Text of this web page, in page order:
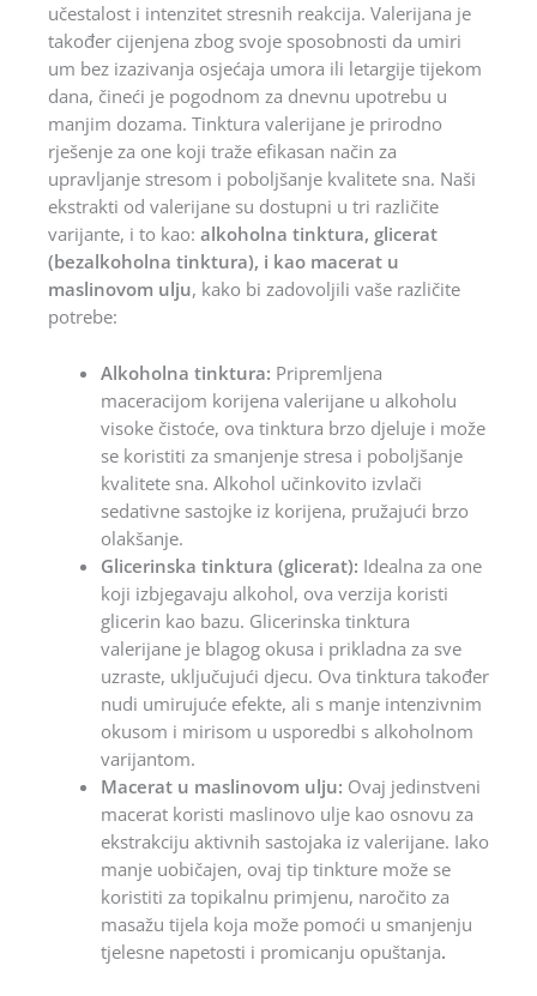
učestalost i intenzitet stresnih reakcija. Valerijana je
također cijenjena zbog svoje sposobnosti da umiri
um bez izazivanja osjećaja umora ili letargije tijekom
dana, čineći je pogodnom za dnevnu upotrebu u
manjim dozama. Tinktura valerijane je prirodno
rješenje za one koji traže efikasan način za
upravljanje stresom i poboljšanje kvalitete sna. Naši
ekstrakti od valerijane su dostupni u tri različite
varijante, i to kao: alkoholna tinktura, glicerat
(bezalkoholna tinktura), i kao macerat u
maslinovom ulju, kako bi zadovoljili vaše različite
potrebe:
Alkoholna tinktura: Pripremljena
maceracijom korijena valerijane u alkoholu
visoke čistoće, ova tinktura brzo djeluje i može
se koristiti za smanjenje stresa i poboljšanje
kvalitete sna. Alkohol učinkovito izvlači
sedativne sastojke iz korijena, pružajući brzo
olakšanje.
Glicerinska tinktura (glicerat): Idealna za one
koji izbjegavaju alkohol, ova verzija koristi
glicerin kao bazu. Glicerinska tinktura
valerijane je blagog okusa i prikladna za sve
uzraste, uključujući djecu. Ova tinktura također
nudi umirujuće efekte, ali s manje intenzivnim
okusom i mirisom u usporedbi s alkoholnom
varijantom.
Macerat u maslinovom ulju: Ovaj jedinstveni
macerat koristi maslinovo ulje kao osnovu za
ekstrakciju aktivnih sastojaka iz valerijane. Iako
manje uobičajen, ovaj tip tinkture može se
koristiti za topikalnu primjenu, naročito za
masažu tijela koja može pomoći u smanjenju
tjelesne napetosti i promicanju opuštanja.